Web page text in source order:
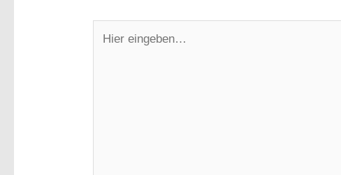
eingeben…